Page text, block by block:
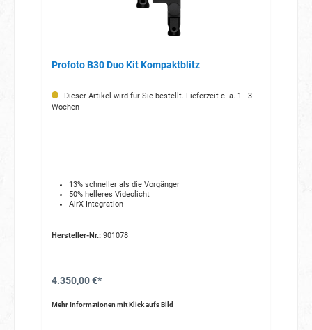
Profoto B30 Duo Kit Kompaktblitz
Dieser Artikel wird für Sie bestellt. Lieferzeit c. a. 1 - 3
Wochen
13% schneller als die Vorgänger
50% helleres Videolicht
AirX Integration
Hersteller-Nr.:901078
4.350,00 €*
Mehr Informationen mit Klick aufs Bild